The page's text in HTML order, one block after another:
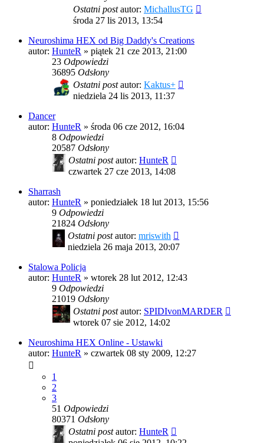
Ostatni postautor: MichallusTG
środa 27 lis 2013, 13:54
Neuroshima HEX od Big Daddy's Creations
autor: HunteR » piątek 21 cze 2013, 21:00
23 Odpowiedzi
36895 Odsłony
Ostatni postautor: Kaktus+
niedziela 24 lis 2013, 11:37
Dancer
autor: HunteR » środa 06 cze 2012, 16:04
8 Odpowiedzi
20587 Odsłony
Ostatni postautor: HunteR
czwartek 27 cze 2013, 14:08
Sharrash
autor: HunteR » poniedziałek 18 lut 2013, 15:56
9 Odpowiedzi
21824 Odsłony
Ostatni postautor: mriswith
niedziela 26 maja 2013, 20:07
Stalowa Policja
autor: HunteR » wtorek 28 lut 2012, 12:43
9 Odpowiedzi
21019 Odsłony
Ostatni postautor: SPIDIvonMARDER
wtorek 07 sie 2012, 14:02
Neuroshima HEX Online - Ustawki
autor: HunteR » czwartek 08 sty 2009, 12:27
1
2
3
51 Odpowiedzi
80371 Odsłony
Ostatni postautor: HunteR